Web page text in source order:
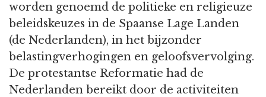
worden genoemd de politieke en religieuze
beleidskeuzes in de Spaanse Lage Landen
(de Nederlanden), in het bijzonder
belastingverhogingen en geloofsvervolging.
De protestantse Reformatie had de
Nederlanden bereikt door de activiteiten